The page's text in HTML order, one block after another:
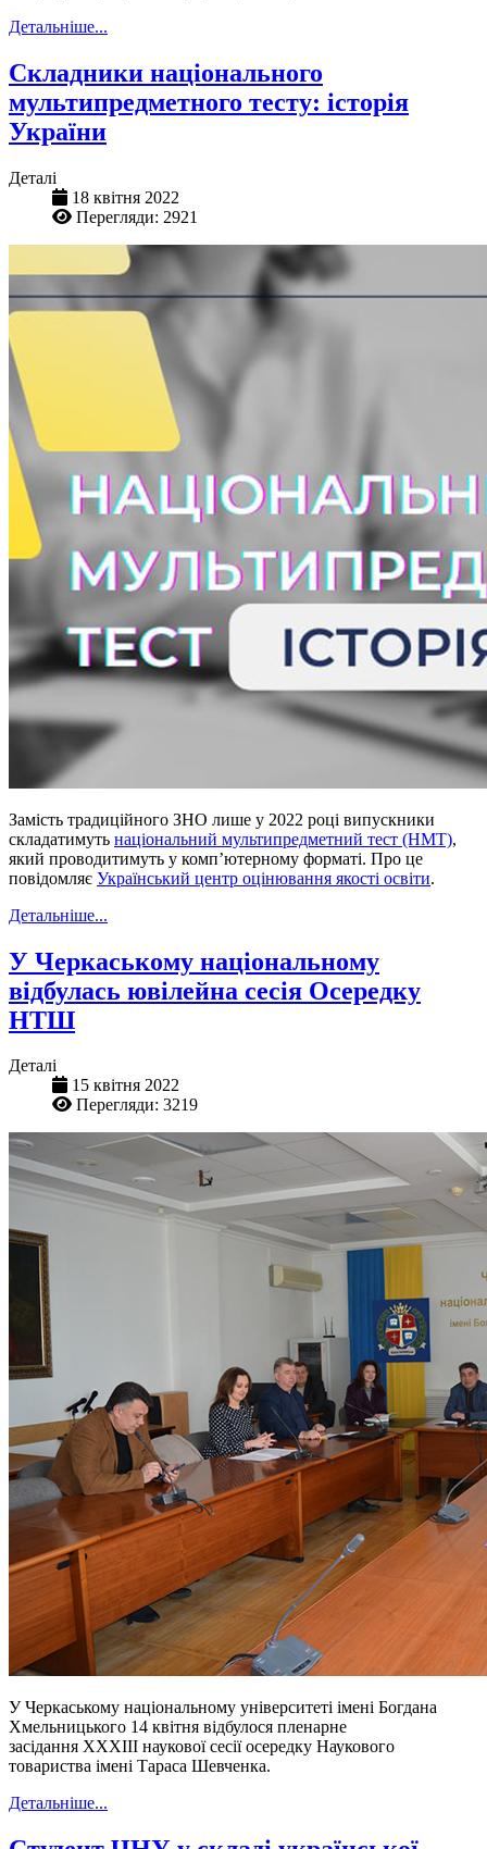
Детальніше...
Складники національного
мультипредметного тесту: історія
України
Деталі
18 квітня 2022
Перегляди: 2921
Замість традиційного ЗНО лише у 2022 році випускники
складатимуть національний мультипредметний тест (НМТ),
який проводитимуть у комп’ютерному форматі. Про це
повідомляє Український центр оцінювання якості освіти.
Детальніше...
У Черкаському національному
відбулась ювілейна сесія Осередку
НТШ
Деталі
15 квітня 2022
Перегляди: 3219
У Черкаському національному університеті імені Богдана
Хмельницького 14 квітня відбулося пленарне
засідання ХХХІІІ наукової сесії осередку Наукового
товариства імені Тараса Шевченка.
Детальніше...